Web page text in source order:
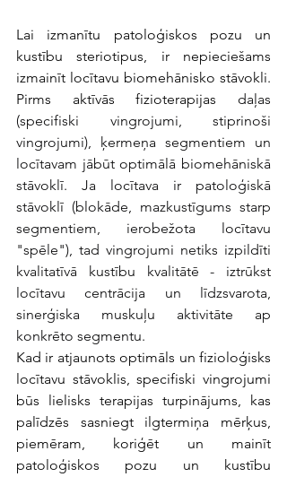
Lai izmanītu patoloģiskos pozu un
kustību steriotipus, ir nepieciešams
izmainīt locītavu biomehānisko stāvokli.
Pirms aktīvās fizioterapijas daļas
(specifiski vingrojumi, stiprinoši
vingrojumi), ķermeņa segmentiem un
locītavam jābūt optimālā biomehāniskā
stāvoklī. Ja locītava ir patoloģiskā
stāvoklī (blokāde, mazkustīgums starp
segmentiem, ierobežota locītavu
"spēle"), tad vingrojumi netiks izpildīti
kvalitatīvā kustību kvalitātē - iztrūkst
locītavu centrācija un līdzsvarota,
sinerģiska muskuļu aktivitāte ap
konkrēto segmentu.
Kad ir atjaunots optimāls un fizioloģisks
locītavu stāvoklis, specifiski vingrojumi
būs lielisks terapijas turpinājums, kas
palīdzēs sasniegt ilgtermiņa mērķus,
piemēram, koriģēt un mainīt
patoloģiskos pozu un kustību